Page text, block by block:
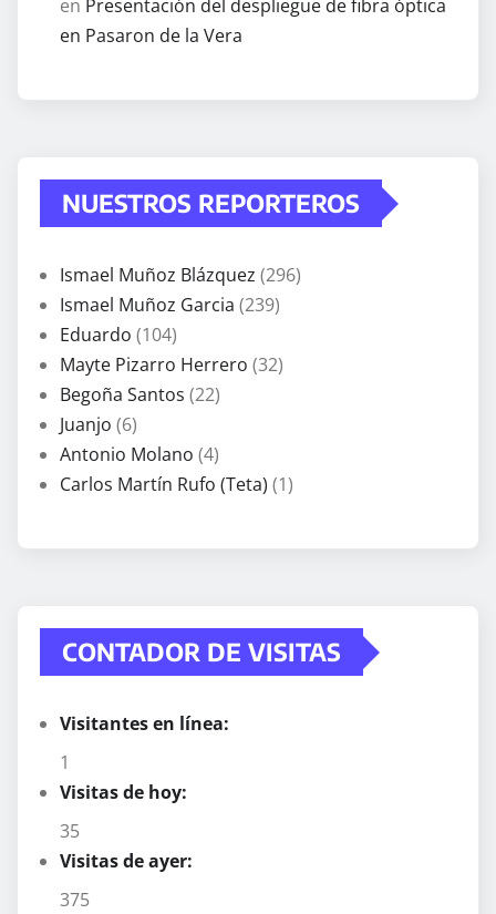
en Presentación del despliegue de fibra óptica
en Pasaron de la Vera
NUESTROS REPORTEROS
Ismael Muñoz Blázquez (296)
Ismael Muñoz Garcia (239)
Eduardo (104)
Mayte Pizarro Herrero (32)
Begoña Santos (22)
Juanjo (6)
Antonio Molano (4)
Carlos Martín Rufo (Teta) (1)
CONTADOR DE VISITAS
Visitantes en línea:
1
Visitas de hoy:
35
Visitas de ayer:
375